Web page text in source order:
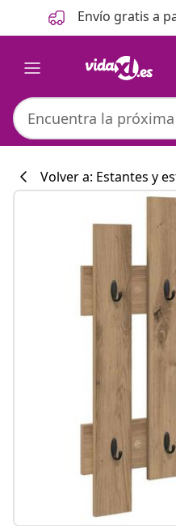
Anterior
Siguiente Envío gratis a
#sharemevidaxl
Volver a: Estantes y